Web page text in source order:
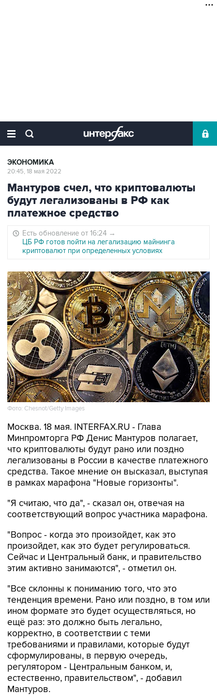
ЭКОНОМИКА
20:45, 18 мая 2022
Мантуров счел, что криптовалюты
будут легализованы в РФ как
платежное средство
Есть обновление от 16:24 →
ЦБ РФ готов пойти на легализацию майнинга
криптовалют при определенных условиях
Фото: Chesnot/Getty Images
Москва. 18 мая. INTERFAX.RU - Глава
Минпромторга РФ Денис Мантуров полагает,
что криптовалюты будут рано или поздно
легализованы в России в качестве платежного
средства. Такое мнение он высказал, выступая
в рамках марафона "Новые горизонты".
"Я считаю, что да", - сказал он, отвечая на
соответствующий вопрос участника марафона.
"Вопрос - когда это произойдет, как это
произойдет, как это будет регулироваться.
Сейчас и Центральный банк, и правительство
этим активно занимаются", - отметил он.
"Все склонны к пониманию того, что это
тенденция времени. Рано или поздно, в том или
ином формате это будет осуществляться, но
ещё раз: это должно быть легально,
корректно, в соответствии с теми
требованиями и правилами, которые будут
сформулированы, в первую очередь,
регулятором - Центральным банком, и,
естественно, правительством", - добавил
Мантуров.